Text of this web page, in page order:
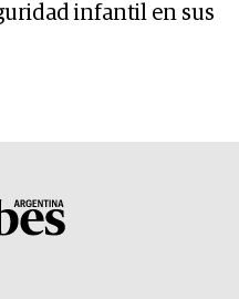
infantil en sus